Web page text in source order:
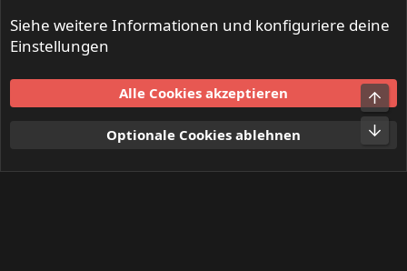
IRON FISTS - Heavy Metal & Doom Metal
Nutzungsbedingungen
Datenschutz
S
Siehe weitere Informationen und konfiguriere deine
Einstellungen
Alle Cookies akzeptieren
Optionale Cookies ablehnen